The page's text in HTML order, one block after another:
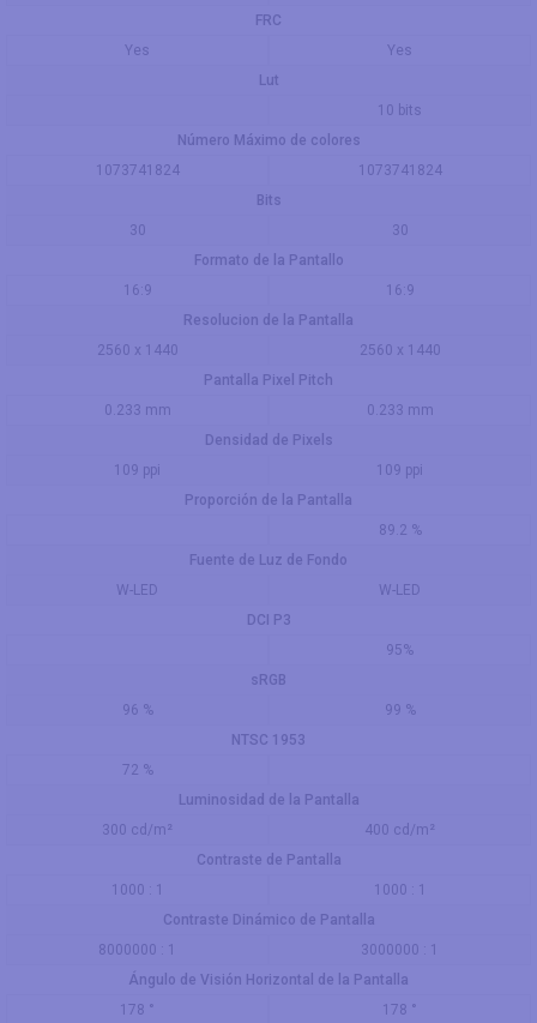
FRC
Yes
Yes
Lut
10 bits
Número Máximo de colores
1073741824
1073741824
Bits
30
30
Formato de la Pantallo
16:9
16:9
Resolucion de la Pantalla
2560 x 1440
2560 x 1440
Pantalla Pixel Pitch
0.233 mm
0.233 mm
Densidad de Pixels
109 ppi
109 ppi
Proporción de la Pantalla
89.2 %
Fuente de Luz de Fondo
W-LED
W-LED
DCI P3
95%
sRGB
96 %
99 %
NTSC 1953
72 %
Luminosidad de la Pantalla
300 cd/m²
400 cd/m²
Contraste de Pantalla
1000 : 1
1000 : 1
Contraste Dinámico de Pantalla
8000000 : 1
3000000 : 1
Ángulo de Visión Horizontal de la Pantalla
178 °
178 °